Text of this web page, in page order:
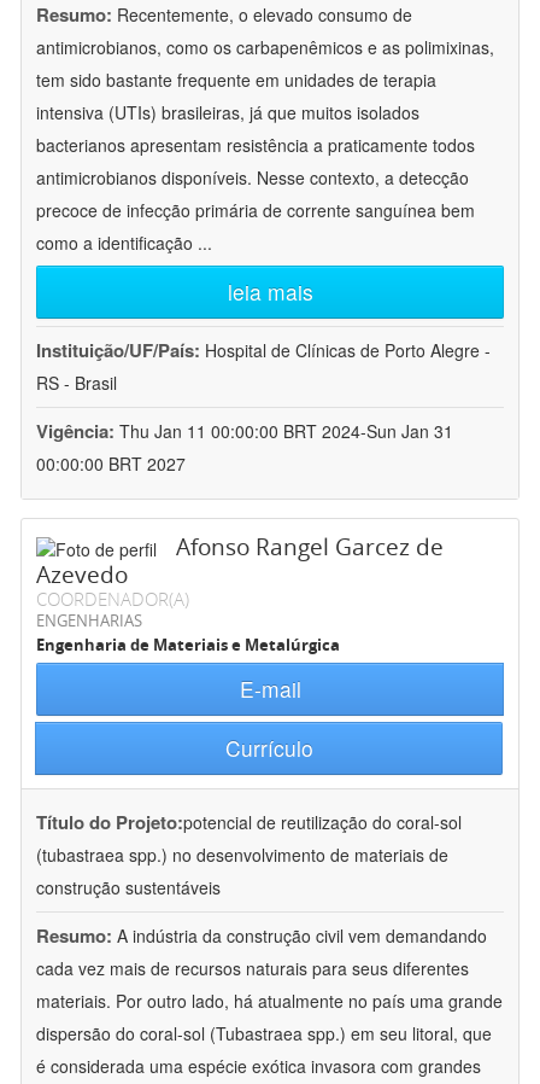
Resumo: Recentemente, o elevado consumo de
antimicrobianos, como os carbapenêmicos e as polimixinas,
tem sido bastante frequente em unidades de terapia
intensiva (UTIs) brasileiras, já que muitos isolados
bacterianos apresentam resistência a praticamente todos
antimicrobianos disponíveis. Nesse contexto, a detecção
precoce de infecção primária de corrente sanguínea bem
como a identificação ...
leia mais
Instituição/UF/País: Hospital de Clínicas de Porto Alegre -
RS - Brasil
Vigência: Thu Jan 11 00:00:00 BRT 2024-Sun Jan 31
00:00:00 BRT 2027
Afonso Rangel Garcez de
Azevedo
COORDENADOR(A)
ENGENHARIAS
Engenharia de Materiais e Metalúrgica
E-mail
Currículo
Título do Projeto:potencial de reutilização do coral-sol
(tubastraea spp.) no desenvolvimento de materiais de
construção sustentáveis
Resumo: A indústria da construção civil vem demandando
cada vez mais de recursos naturais para seus diferentes
materiais. Por outro lado, há atualmente no país uma grande
dispersão do coral-sol (Tubastraea spp.) em seu litoral, que
é considerada uma espécie exótica invasora com grandes